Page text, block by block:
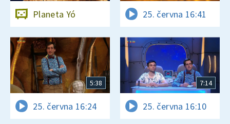
Planeta Yó 25. června 16:41
5:38
25. června 16:24
7:14
25. června 16:10